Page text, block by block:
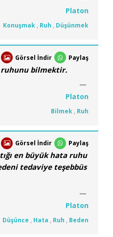
Platon
Konuşmak , Ruh , Düşünmek
Görsel İndir Paylaş
bilmektir.
Platon
Bilmek , Ruh
Görsel İndir Paylaş
en büyük hata ruhu
tedaviye teşebbüs
Platon
Düşünce , Hata , Ruh , Beden